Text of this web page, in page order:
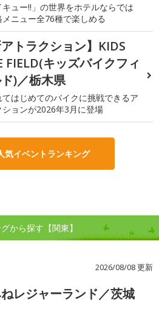
キュー!!」の世界をホテルならでは
メニュー全76種で楽しめる
アトラクション】KIDS
FIELD(キッズバイクフィ
)／栃木県
てはじめてのバイクに挑戦できるア
ションが2026年3月に登場
気イベントランキング
から探す【関東】
2026/08/08 更新
レジャーランド／茨城